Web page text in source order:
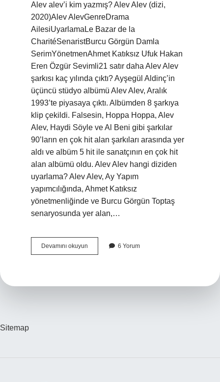
Alev alev’i kim yazmış? Alev Alev (dizi,
2020)Alev AlevGenreDrama
AilesiUyarlamaLe Bazar de la
CharitéSenaristBurcu Görgün Damla
SerimYönetmenAhmet Katıksız Ufuk Hakan
Eren Özgür Sevimli21 satır daha Alev Alev
şarkısı kaç yılında çıktı? Ayşegül Aldinç’in
üçüncü stüdyo albümü Alev Alev, Aralık
1993’te piyasaya çıktı. Albümden 8 şarkıya
klip çekildi. Falsesin, Hoppa Hoppa, Alev
Alev, Haydi Söyle ve Al Beni gibi şarkılar
90’ların en çok hit alan şarkıları arasında yer
aldı ve albüm 5 hit ile sanatçının en çok hit
alan albümü oldu. Alev Alev hangi diziden
uyarlama? Alev Alev, Ay Yapım
yapımcılığında, Ahmet Katıksız
yönetmenliğinde ve Burcu Görgün Toptaş
senaryosunda yer alan,…
Devamını okuyun
Alev
6 Yorum
Sitemap